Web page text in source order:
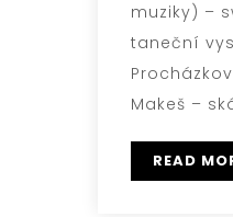
muziky) –
taneční
Makeš –
READ